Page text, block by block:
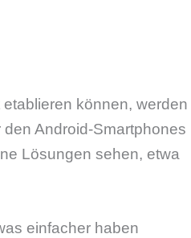
können, werden
Android-Smartphones
Lösungen sehen, etwa
einfacher haben